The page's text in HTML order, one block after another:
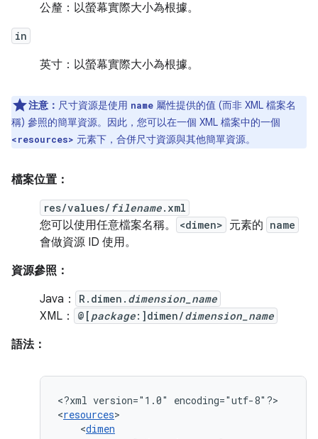
公釐：以螢幕實際大小為根據。
in
英寸：以螢幕實際大小為根據。
注意： 尺寸資源是使用 name 屬性提供的值 (而非 XML 檔案名
稱) 參照的簡單資源。因此，您可以在一個 XML 檔案中的一個
<resources> 元素下，合併尺寸資源與其他簡單資源。
檔案位置：
res/values/ filename.xml
您可以使用任意檔案名稱。 <dimen> 元素的 name
會做資源 ID 使用。
資源參照：
Java：
R.dimen. dimension_name
XML： @[ package:]dimen/dimension_name
語法：
<?xml version="1.0"
encoding="utf-8"?>
<resources
<dimen